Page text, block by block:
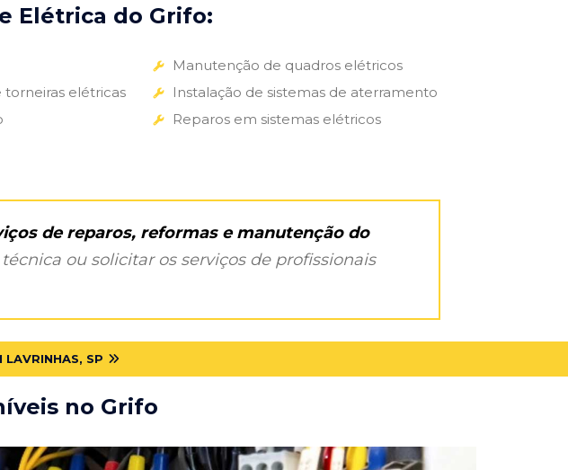
Elétrica do Grifo:
torneiras elétricas
Manutenção de quadros elétricos
Instalação de sistemas de aterramento
Reparos em sistemas elétricos
de reparos, reformas e manutenção do
ou solicitar os serviços de profissionais
LAVRINHAS, SP
no Grifo